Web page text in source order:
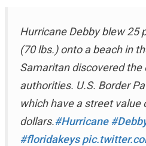
Hurricane Debby blew 25
(70 lbs.) onto a beach in
Samaritan discovered the
authorities. U.S. Border
which have a street value
dollars.#Hurricane
#floridakeys